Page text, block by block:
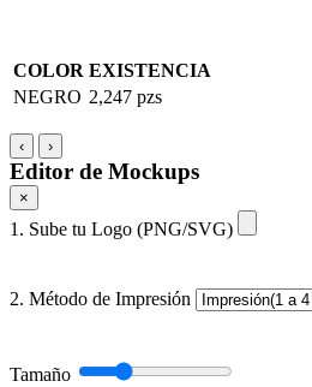
COLOR EXISTENCIA
NEGRO 2,247 pzs
‹ ›
Editor de Mockups
×
1. Sube tu Logo (PNG/SVG)
2. Método de Impresión
Tamaño